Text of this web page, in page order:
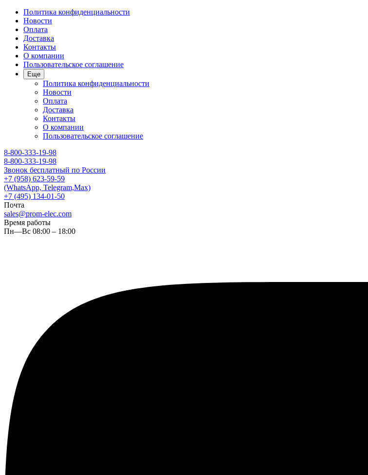
Политика конфиденциальности
Новости
Оплата
Доставка
Контакты
О компании
Пользовательское соглашение
Еще
Политика конфиденциальности
Новости
Оплата
Доставка
Контакты
О компании
Пользовательское соглашение
8-800-333-19-98
8-800-333-19-98
Звонок бесплатный по России
+7 (958) 623-59-59
(WhatsApp, Telegram,Max)
+7 (495) 134-01-50
Почта
sales@prom-elec.com
Время работы
Пн—Вс 08:00 – 18:00